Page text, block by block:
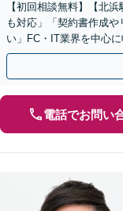
【初回相談無料】【北
も対応」「契約書作成
い」FC・IT業界を中心
熟知し、最適な解決策
電話でお問い